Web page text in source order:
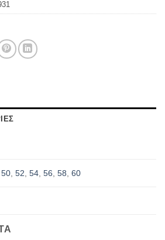
,50 ,52 ,54 ,56 ,58 ,60